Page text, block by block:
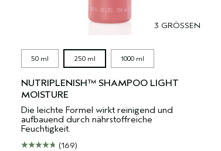
3 GRÖSSEN
50 ml 250 ml 1000 ml
NUTRIPLENISH™ SHAMPOO LIGHT
MOISTURE
Die leichte Formel wirkt reinigend und
aufbauend durch nährstoffreiche
Feuchtigkeit.
(169)